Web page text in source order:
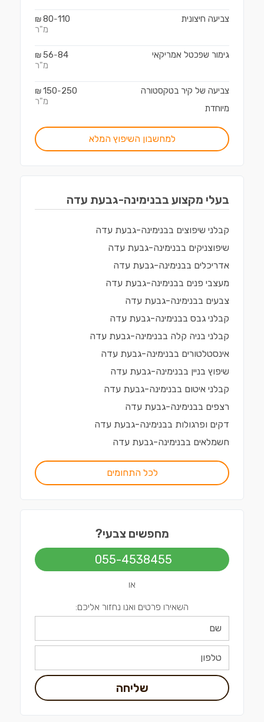
צביעה חיצונית 80-110
₪
מ"ר
גימור שפכטל אמריקאי 56-84
₪
מ"ר
צביעה של קיר בטקסטורה
מיוחדת
150-250
₪
מ"ר
למחשבון השיפוץ המלא
בעלי מקצוע בבנימינה-גבעת עדה
קבלני שיפוצים בבנימינה-גבעת עדה
שיפוצניקים בבנימינה-גבעת עדה
אדריכלים בבנימינה-גבעת עדה
מעצבי פנים בבנימינה-גבעת עדה
צבעים בבנימינה-גבעת עדה
קבלני גבס בבנימינה-גבעת עדה
קבלני בניה קלה בבנימינה-גבעת עדה
אינסטלטורים בבנימינה-גבעת עדה
שיפוץ בניין בבנימינה-גבעת עדה
קבלני איטום בבנימינה-גבעת עדה
רצפים בבנימינה-גבעת עדה
דקים ופרגולות בבנימינה-גבעת עדה
חשמלאים בבנימינה-גבעת עדה
לכל התחומים
מחפשים צבעי?
055-4538455
או
השאירו פרטים ואנו נחזור אליכם:
שליחה